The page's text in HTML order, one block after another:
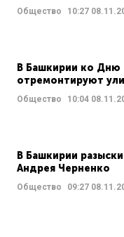
Общество 10:27
В Башкирии ко
отремонтируют
Общество 10:04
В Башкирии
Андрея Черненко
Общество 09:27